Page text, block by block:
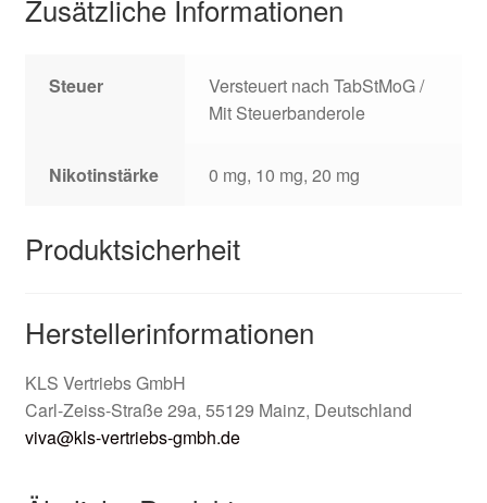
Zusätzliche Informationen
Steuer
Versteuert nach TabStMoG /
Mit Steuerbanderole
Nikotinstärke 0 mg, 10 mg, 20 mg
Produktsicherheit
Herstellerinformationen
KLS Vertriebs GmbH
Carl-Zeiss-Straße 29a, 55129 Mainz, Deutschland
viva@kls-vertriebs-gmbh.de